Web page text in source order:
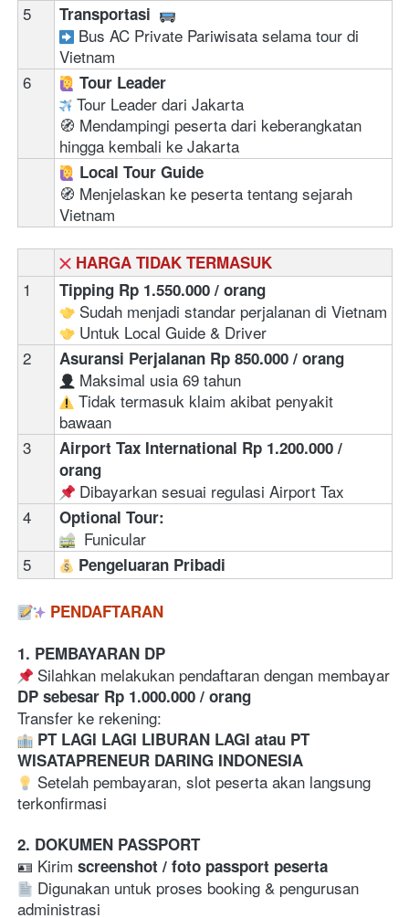
5
Transportasi
Bus AC Private Pariwisata selama tour di
Vietnam
6
Tour Leader
Tour Leader dari Jakarta
🧭 Mendampingi peserta dari keberangkatan
hingga kembali ke Jakarta
Local Tour Guide
🧭 Menjelaskan ke peserta tentang sejarah
Vietnam
HARGA TIDAK TERMASUK
1 Tipping Rp 1.550.000 / orang
Sudah menjadi standar perjalanan di Vietnam
Untuk Local Guide & Driver
2
Asuransi Perjalanan Rp 850.000 / orang
Maksimal usia 69 tahun
Tidak termasuk klaim akibat penyakit
bawaan
3
Airport Tax International Rp 1.200.000 /
orang
Dibayarkan sesuai regulasi Airport Tax
4
Optional Tour:
  Funicular
5
Pengeluaran Pribadi
PENDAFTARAN
1. PEMBAYARAN DP
DP sebesar Rp 1.000.000 / orang
Transfer ke rekening:
PT LAGI LAGI LIBURAN LAGI atau PT
WISATAPRENEUR DARING INDONESIA
Setelah pembayaran, slot peserta akan langsung
terkonfirmasi
2. DOKUMEN PASSPORT
🪪 Kirim screenshot / foto passport peserta
Digunakan untuk proses booking & pengurusan
administrasi